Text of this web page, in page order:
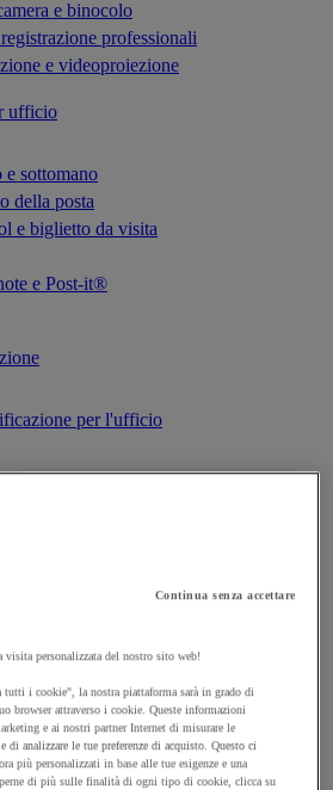
e binocolo
professionali
e videoproiezione
ufficio
e sottomano
della posta
e biglietto da visita
e Post-it®
per l'ufficio
fissaggio
vetro
ufficio
Continua senza accettare
personalizzata del nostro sito web!
tutti i cookie", la nostra piattaforma sarà in grado di
browser attraverso i cookie. Queste informazioni
e ai nostri partner Internet di misurare le
di analizzare le tue preferenze di acquisto. Questo ci
più personalizzati in base alle tue esigenze e una
di più sulle finalità di ogni tipo di cookie, clicca su